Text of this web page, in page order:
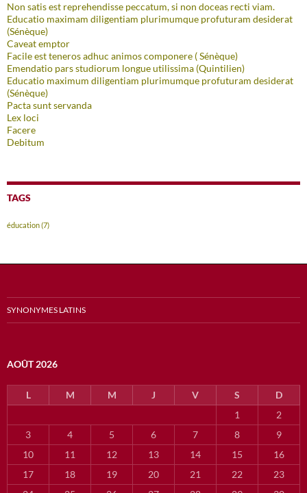
Non satis est reprehendisse peccatum, si non doceas recti viam.
Educatio maximam diligentiam plurimumque profuturam desiderat
(Sénèque)
Caveat emptor
Facile est teneros adhuc animos componere ( Sénèque)
Emendatio pars studiorum longue utilissima (Quintilien)
Educatio maximum diligentiam plurimumque profuturam desiderat
(Sénèque)
Pacta sunt servanda
Lex loci
Facere
Debitum
TAGS
éducation(7)
SYNONYMES LATINS
AOÛT 2026
L M M J V S
D
1
2
3
4 5 6 7 8
9
10
11 12 13 14 15
16
17
18 19 20 21 22
23